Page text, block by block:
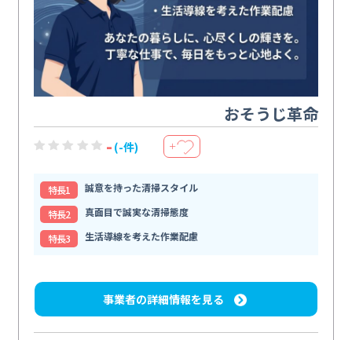
おそうじ革命
- (-件) ＋
特⻑1
誠意を持った清掃スタイル
特⻑2
真面目で誠実な清掃態度
特⻑3
生活導線を考えた作業配慮
事業者の詳細情報を見る